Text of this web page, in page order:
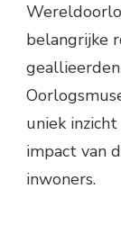
belangrijke
uniek
impact van
inwoners.